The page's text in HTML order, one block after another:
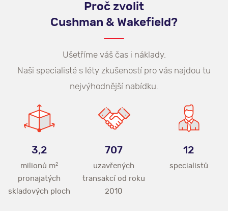
Proč zvolit
Cushman & Wakefield?
Ušetříme váš čas i náklady.
Naši specialisté s léty zkušeností pro vás najdou tu
nejvýhodnější nabídku.
3,2
milionů m2
pronajatých
skladových ploch
707
uzavřených
transakcí od roku
2010
12
specialistů